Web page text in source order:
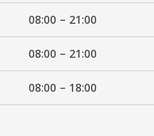
08:00 – 21:00
08:00 – 21:00
08:00 – 18:00